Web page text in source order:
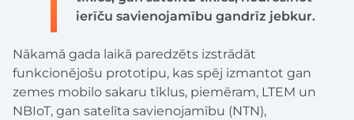
ierīču savienojamību gandrīz jebkur.
Nākamā gada laikā paredzēts izstrādāt
funkcionējošu prototipu, kas spēj izmantot gan
zemes mobilo sakaru tīklus, piemēram, LTEM un
NBIoT, gan satelīta savienojamību (NTN),